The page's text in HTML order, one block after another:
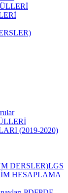
(2019-2020)
DERSLER)LGS
HESAPLAMA